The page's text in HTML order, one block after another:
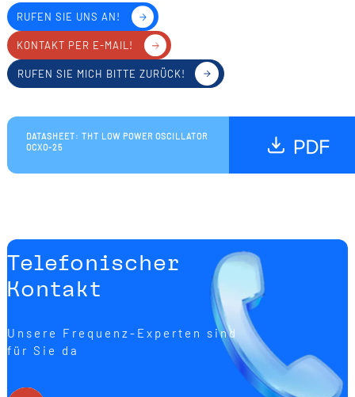
RUFEN SIE UNS AN!
KONTAKT PER E-MAIL!
RUFEN SIE MICH BITTE ZURÜCK!
DATASHEET: THT LOW POWER OSCILLATOR
OCXO-25
Telefonischer
Kontakt
Unsere Frequenz-Experten sind
für Sie da